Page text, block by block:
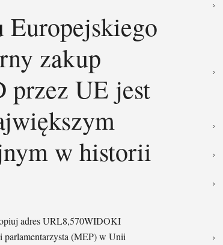
Europejskiego
zakup
przez UE jest
w historii
adres URL8,570WIDOKI
(MEP) w Unii